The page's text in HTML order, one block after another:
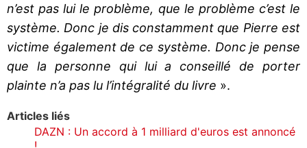
n’est pas lui le problème, que le problème c’est le
système. Donc je dis constamment que Pierre est
victime également de ce système. Donc je pense
que la personne qui lui a conseillé de porter
plainte n’a pas lu l’intégralité du livre ».
Articles liés
DAZN : Un accord à 1 milliard d'euros est annoncé
!